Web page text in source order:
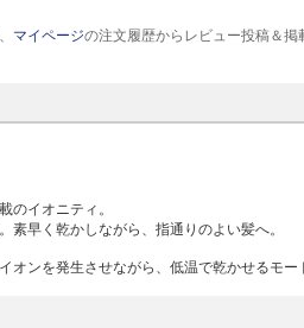
マイページの注文履歴からレビュー投稿＆掲
のイオニティ。
素早く乾かしながら、指通りのよい髪へ。
ンを発生させながら、低温で乾かせるモー